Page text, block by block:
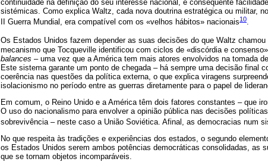
continuidade na definição do seu interesse nacional, e consequente
sistémicas. Como explica Waltz, cada nova doutrina estratégica ou militar,
II Guerra Mundial, era compatível com os «velhos hábitos» nacionais10.
Os Estados Unidos fazem depender as suas decisões do que Waltz
mecanismo que Tocqueville identificou com ciclos de «discórdia e
balances – uma vez que a América tem mais atores envolvidos na tomada
Este sistema garante um ponto de chegada – há sempre uma decisão final
coerência nas questões da política externa, o que explica viragens
isolacionismo no período entre as guerras diretamente para o papel de
Em comum, o Reino Unido e a América têm dois fatores constantes – que
O uso do nacionalismo para envolver a opinião pública nas decisões
sobrevivência – neste caso a União Soviética. Afinal, as democracias num
No que respeita às tradições e experiências dos estados, o segundo
os Estados Unidos serem ambos potências democráticas consolidadas, as
que se tornam objetos incomparáveis.